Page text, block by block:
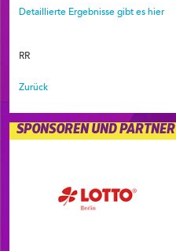
Detaillierte Ergebnisse gibt es hier
RR
Zurück
SPONSOREN UND PARTNER